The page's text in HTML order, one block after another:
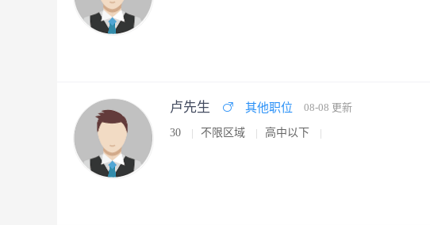
卢先生 其他职位 08-08 更新
30 不限区域 高中以下